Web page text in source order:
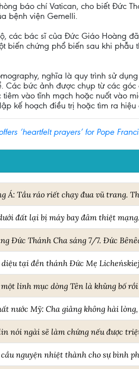
báo chí Vatican, cho biết Đức
bệnh viện Gemelli.
các bác sĩ của Đức Giáo Hoàng
biến chứng phổ biến sau khi phẫu
nghĩa là quy trình sử
Các bức ảnh được chụp từ các
vào tĩnh mạch hoặc nuốt vào
kế hoạch điều trị hoặc tìm ra hiệu
‘heartfelt prayers’ for Pope
Á: Tầu ráo riết chạy đua vũ trang.
đất lại bị máy bay đâm thiệt
Đức Thánh Cha sáng 7/7. Đức
diệu tại đền thánh Đức Mẹ
linh mục dòng Tên là khủng bố
nước Mỹ: Cha giảng không hài
nói ngài sẽ làm chứng nếu được
nguyện nhiệt thành cho sự bình